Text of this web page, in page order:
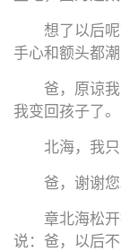
想了以后
手心和额头都潮
爸，原谅
我变回孩子了。
北海，我
爸，谢谢
章北海松
说：爸，以后